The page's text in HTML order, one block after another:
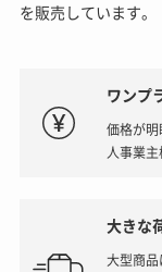
を販売しています。
ワンプ
価格が
人事業主
大きな
大型商品